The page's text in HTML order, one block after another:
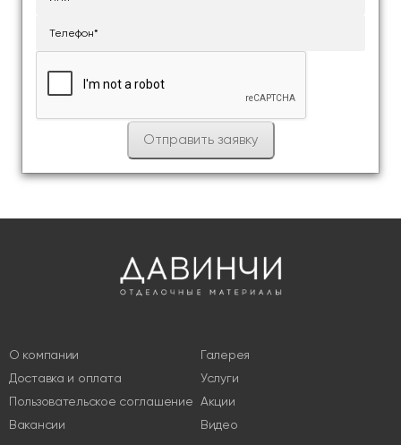
О компании
Доставка и оплата
Пользовательское соглашение
Вакансии
Галерея
Услуги
Акции
Видео